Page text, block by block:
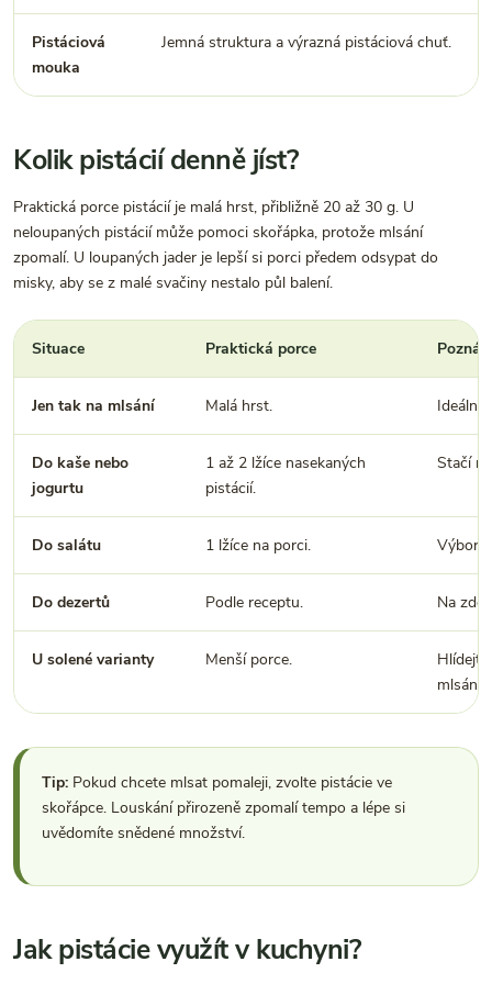
Pistáciová
mouka
Jemná struktura a výrazná pistáciová chuť.
Kolik pistácií denně jíst?
Praktická porce pistácií je malá hrst, přibližně 20 až 30 g. U
neloupaných pistácií může pomoci skořápka, protože mlsání
zpomalí. U loupaných jader je lepší si porci předem odsypat do
misky, aby se z malé svačiny nestalo půl balení.
Situace Praktická porce
Jen tak na mlsání Malá hrst.
Do kaše nebo
jogurtu
1 až 2 lžíce nasekaných
pistácií.
Stačí
Do salátu 1 lžíce na porci.
Do dezertů Podle receptu. Na
U solené varianty Menší porce.
mlsání.
Tip: Pokud chcete mlsat pomaleji, zvolte pistácie ve
skořápce. Louskání přirozeně zpomalí tempo a lépe si
uvědomíte snědené množství.
Jak pistácie využít v kuchyni?